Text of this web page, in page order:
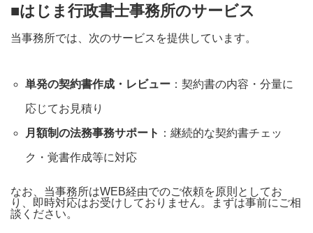
■はじま行政書士事務所のサービス
当事務所では、次のサービスを提供しています。
単発の契約書作成・レビュー：契約書の内容・分量に
応じてお見積り
月額制の法務事務サポート ：継続的な契約書チェッ
ク・覚書作成等に対応
なお、当事務所はWEB経由でのご依頼を原則としてお
り、即時対応はお受けしておりません。まずは事前にご相
談ください。